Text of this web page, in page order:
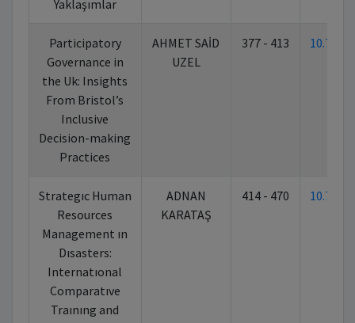
Yaklaşımlar
Participatory
Governance in
the Uk: Insights
From Bristol’s
Inclusive
Decision-making
Practices
AHMET SAİD
UZEL
377 - 413
Strategıc Human
Resources
Management ın
Dısasters:
Internatıonal
Comparatıve
Traınıng and
ADNAN
KARATAŞ
414 - 470